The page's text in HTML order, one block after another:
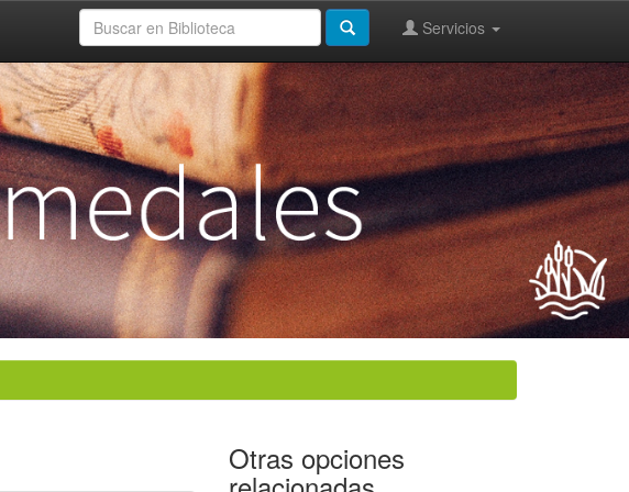
Servicios
Otras opciones